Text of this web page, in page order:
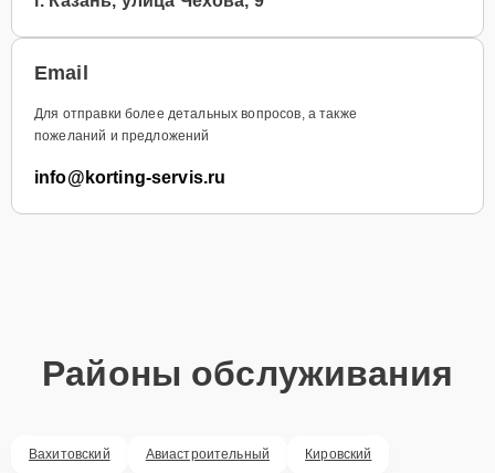
Email
Для отправки более детальных вопросов, а также
пожеланий и предложений
info@korting-servis.ru
Районы обслуживания
Вахитовский Авиастроительный Кировский